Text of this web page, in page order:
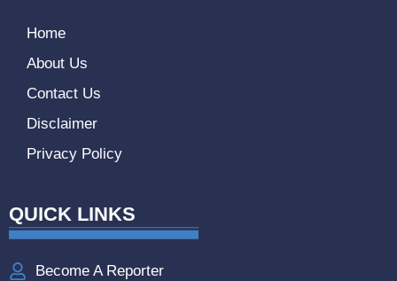
Home
About Us
Contact Us
Disclaimer
Privacy Policy
QUICK LINKS
Become A Reporter